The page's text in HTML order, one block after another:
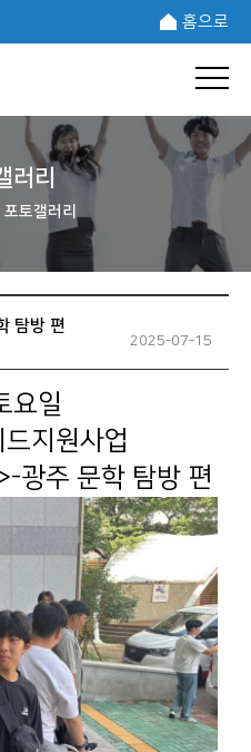
홈으로
러리
포토갤러리
탐방 편
2025-07-15
요일
지원사업
광주 문학 탐방 편